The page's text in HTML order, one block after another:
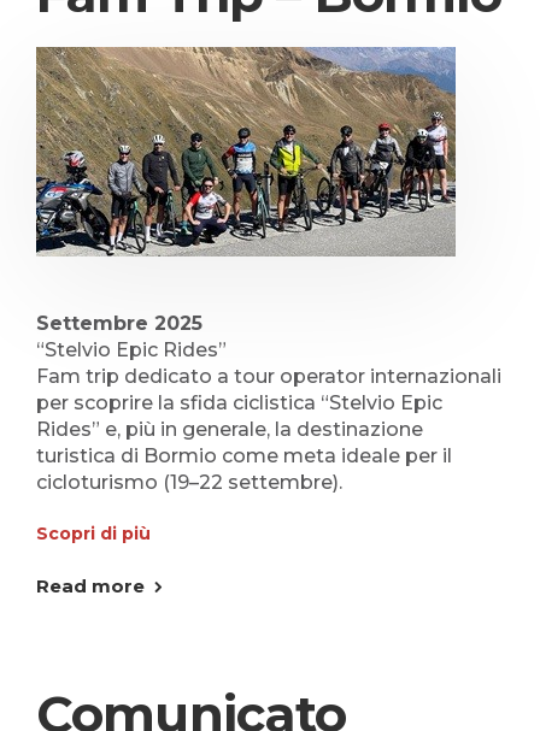
Settembre 2025
“Stelvio Epic Rides”
Fam trip dedicato a tour operator internazionali
per scoprire la sfida ciclistica “Stelvio Epic
Rides” e, più in generale, la destinazione
turistica di Bormio come meta ideale per il
cicloturismo (19–22 settembre).
Scopri di più
Read more
Comunicato